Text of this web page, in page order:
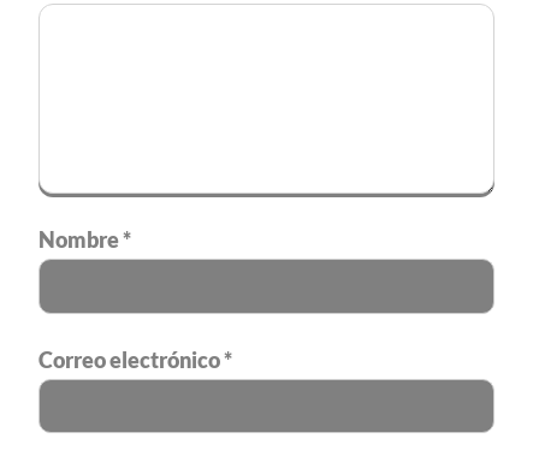
Nombre*
Correo electrónico*